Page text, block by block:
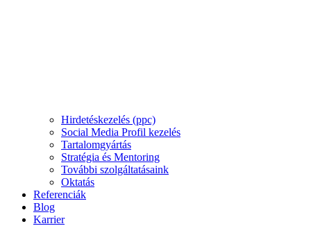
Hirdetéskezelés (ppc)
Social Media Profil kezelés
Tartalomgyártás
Stratégia és Mentoring
További szolgáltatásaink
Oktatás
Referenciák
Blog
Karrier